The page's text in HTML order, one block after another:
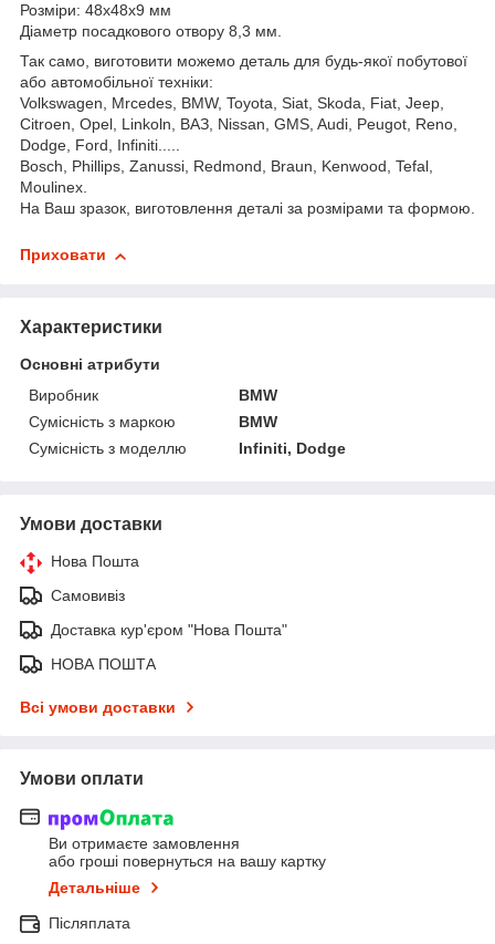
Розміри: 48x48x9 мм
Діаметр посадкового отвору 8,3 мм.
Так само, виготовити можемо деталь для будь-якої побутової
або автомобільної техніки:
Volkswagen, Mrcedes, BMW, Toyota, Siat, Skoda, Fiat, Jeep,
Citroen, Opel, Linkoln, ВАЗ, Nissan, GMS, Audi, Peugot, Reno,
Dodge, Ford, Infiniti.....
Bosch, Phillips, Zanussi, Redmond, Braun, Kenwood, Tefal,
Moulinex.
На Ваш зразок, виготовлення деталі за розмірами та формою.
Приховати
Характеристики
Основні атрибути
Виробник
BMW
Сумісність з маркою
BMW
Сумісність з моделлю
Infiniti, Dodge
Умови доставки
Нова Пошта
Самовивіз
Доставка кур'єром "Нова Пошта"
НОВА ПОШТА
Всі умови доставки
Умови оплати
Ви отримаєте замовлення
або гроші повернуться на вашу картку
Детальніше
Післяплата